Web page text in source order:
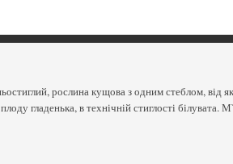
рослина кущова з одним стеблом, від
гладенька, в технічній стиглості